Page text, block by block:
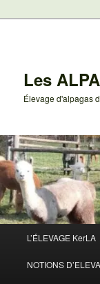
Les
Élevage d'alpagas
principal
L’ÉLEVAGE KerLA
NOTIONS